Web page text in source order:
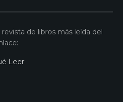
de libros más leída del
Leer